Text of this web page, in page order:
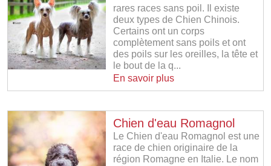
rares races sans poil. Il existe
deux types de Chien Chinois.
Certains ont un corps
complètement sans poils et ont
des poils sur les oreilles, la tête et
le bout de la q...
En savoir plus
Chien d'eau Romagnol
Le Chien d'eau Romagnol est une
race de chien originaire de la
région Romagne en Italie. Le nom